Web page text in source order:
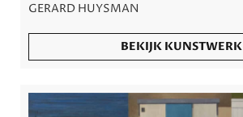
GERARD HUYSMAN
BEKIJK KUNSTWERK